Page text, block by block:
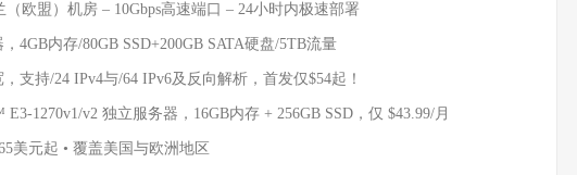
欧盟）机房 – 10Gbps高速端口 – 24小时内极速部署
4GB内存/80GB SSD+200GB SATA硬盘/5TB流量
支持/24 IPv4与/64 IPv6及反向解析，首发仅$54起！
1270v1/v2 独立服务器，16GB内存 + 256GB SSD，仅 $43.99/月
美元起 • 覆盖美国与欧洲地区